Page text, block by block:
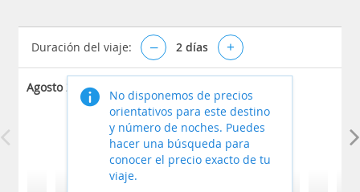
Duración del viaje: – 2 días +
Agosto 2026
No disponemos de precios
orientativos para este destino
y número de noches. Puedes
hacer una búsqueda para
conocer el precio exacto de tu
viaje.